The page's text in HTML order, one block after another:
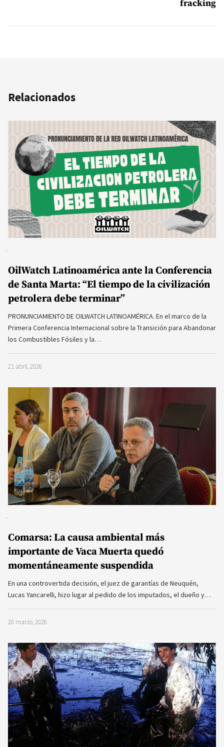
fracking
Relacionados
OilWatch Latinoamérica ante la Conferencia
de Santa Marta: “El tiempo de la civilización
petrolera debe terminar”
PRONUNCIAMIENTO DE OILWATCH LATINOAMÉRICA. En el marco de la
Primera Conferencia Internacional sobre la Transición para Abandonar
los Combustibles Fósiles y la…
21 abril, 2026
Comarsa: La causa ambiental más
importante de Vaca Muerta quedó
momentáneamente suspendida
En una controvertida decisión, el juez de garantías de Neuquén,
Lucas Yancarelli, hizo lugar al pedido de los imputados, el dueño y…
20 marzo, 2026